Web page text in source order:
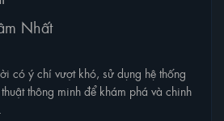
Nhất
có ý chí vượt khó, sử dụng hệ thống
thông minh để khám phá và chinh